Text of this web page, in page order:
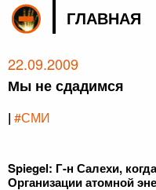
ГЛАВНАЯ
22.09.2009
Мы не сдадимся
| #СМИ
Spiegel: Г-н Салехи,
Организации атомной